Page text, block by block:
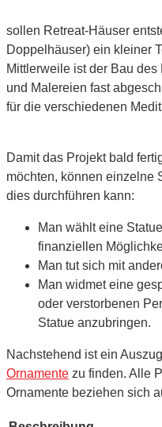
sollen Retreat-Häuser
Doppelhäuser) ein kleiner
Mittlerweile ist der Bau
und Malereien fast
für die verschiedenen
Damit das Projekt bald
möchten, können einzelne
dies durchführen kann:
Man wählt eine
finanziellen
Man tut sich mit
Man widmet eine
oder verstorbenen
Statue anzubringen.
Nachstehend ist ein
Ornamente zu finden. Alle
Ornamente beziehen sich